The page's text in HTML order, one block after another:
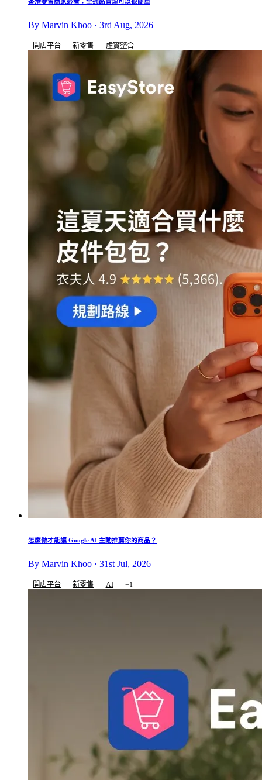
By Marvin Khoo · 3rd Aug, 2026
開店平台 新零售 虛實整合
怎麼做才能讓 Google AI 主動推薦你的商品？
By Marvin Khoo · 31st Jul, 2026
開店平台 新零售 AI +1